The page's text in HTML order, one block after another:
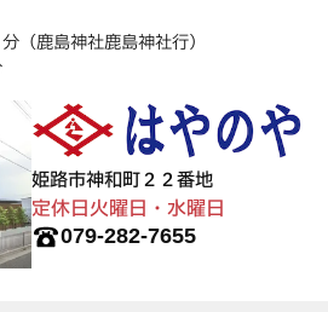
（鹿島神社鹿島神社行）
姫路市神和町２２番地
定休日火曜日・水曜日
079-282-7655